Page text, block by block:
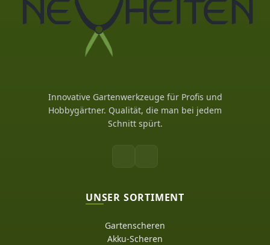
Innovative Gartenwerkzeuge für Profis und
Hobbygärtner. Qualität, die man bei jedem
Schnitt spürt.
UNSER SORTIMENT
Gartenscheren
Akku-Scheren